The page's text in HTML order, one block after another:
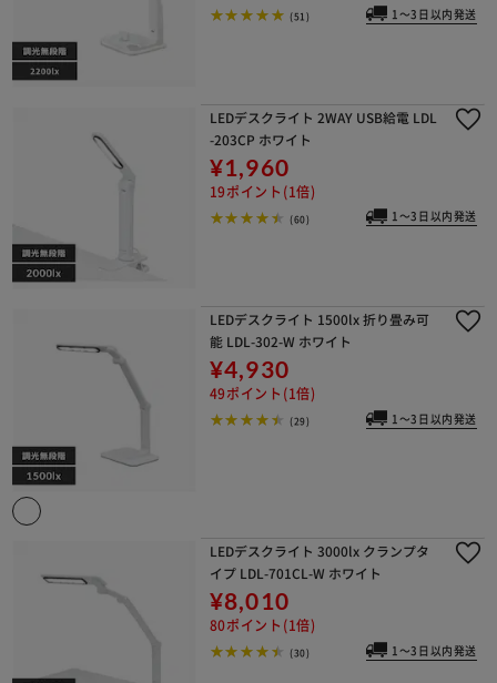
(51) 1～3日以内発送
LEDデスクライト 2WAY USB給電 LDL
-203CP ホワイト
¥1,960
19ポイント(1倍)
(60) 1～3日以内発送
LEDデスクライト 1500lx 折り畳み可
能 LDL-302-W ホワイト
¥4,930
49ポイント(1倍)
(29) 1～3日以内発送
LEDデスクライト 3000lx クランプタ
イプ LDL-701CL-W ホワイト
¥8,010
80ポイント(1倍)
(30) 1～3日以内発送